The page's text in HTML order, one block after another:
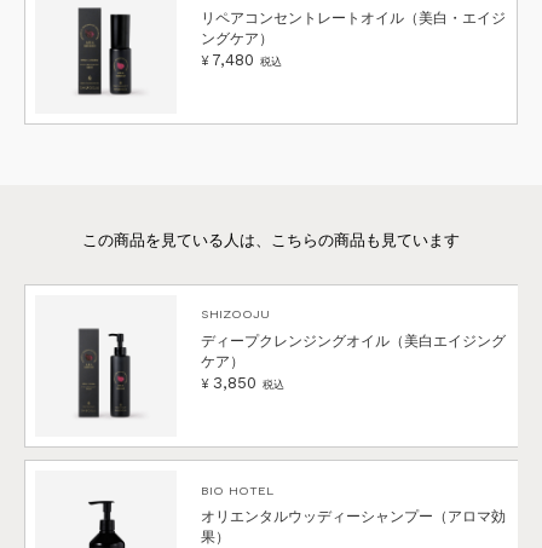
リペアコンセントレートオイル（美白・エイジ
ングケア）
¥ 7,480 税込
SHIZOOJU
ディープクレンジングオイル（美白エイジング
ケア）
¥ 3,850 税込
BIO HOTEL
オリエンタルウッディーシャンプー（アロマ効
果）